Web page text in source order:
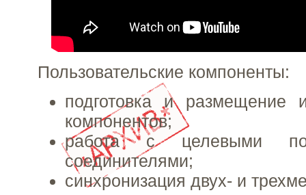
Пользовательские компоненты:
подготовка и размещение
компонентов;
работа с целевыми
соединителями;
синхронизация двух- и